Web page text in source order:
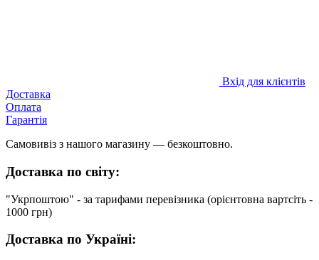
Вхід для клієнтів
Доставка
Оплата
Гарантія
Самовивіз з нашого магазину — безкоштовно.
Доставка по світу:
"Укрпоштою" - за тарифами перевізника (орієнтовна вартсіть -
1000 грн)
Доставка по Україні: